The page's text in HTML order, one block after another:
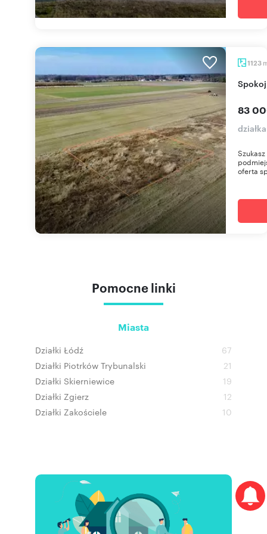
1123
83
oferta
Pomocne linki
Miasta
Działki Łódź
67
Działki Piotrków Trybunalski
21
Działki Skierniewice
19
Działki Zgierz
12
Działki Zakościele
10